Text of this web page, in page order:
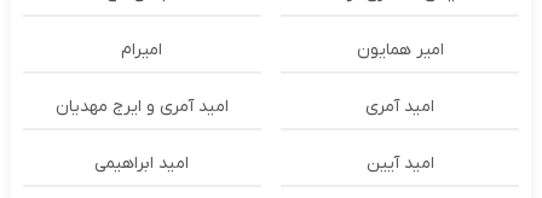
امير همايون اميرام
امید آمری امید آمری و ایرج مهدیان
امید آیین امید ابراهیمی